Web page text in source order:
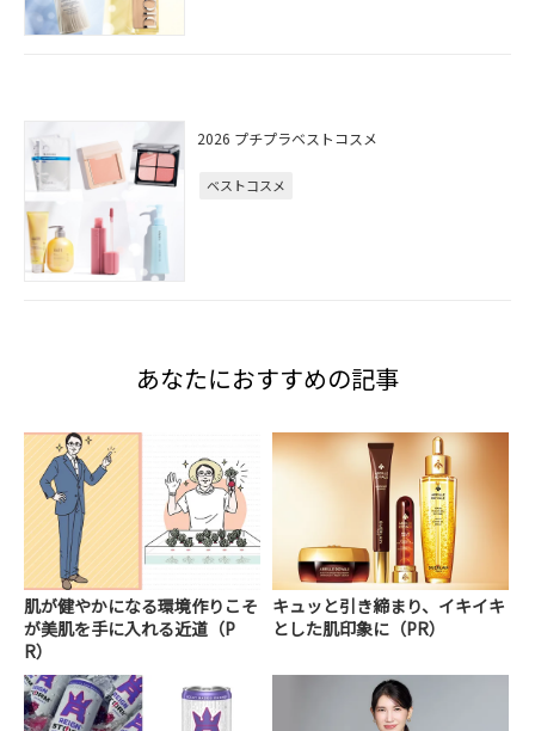
2026 プチプラベストコスメ
ベストコスメ
あなたにおすすめの記事
肌が健やかになる環境作りこそ
が美肌を手に入れる近道（P
R）
キュッと引き締まり、イキイキ
とした肌印象に（PR）